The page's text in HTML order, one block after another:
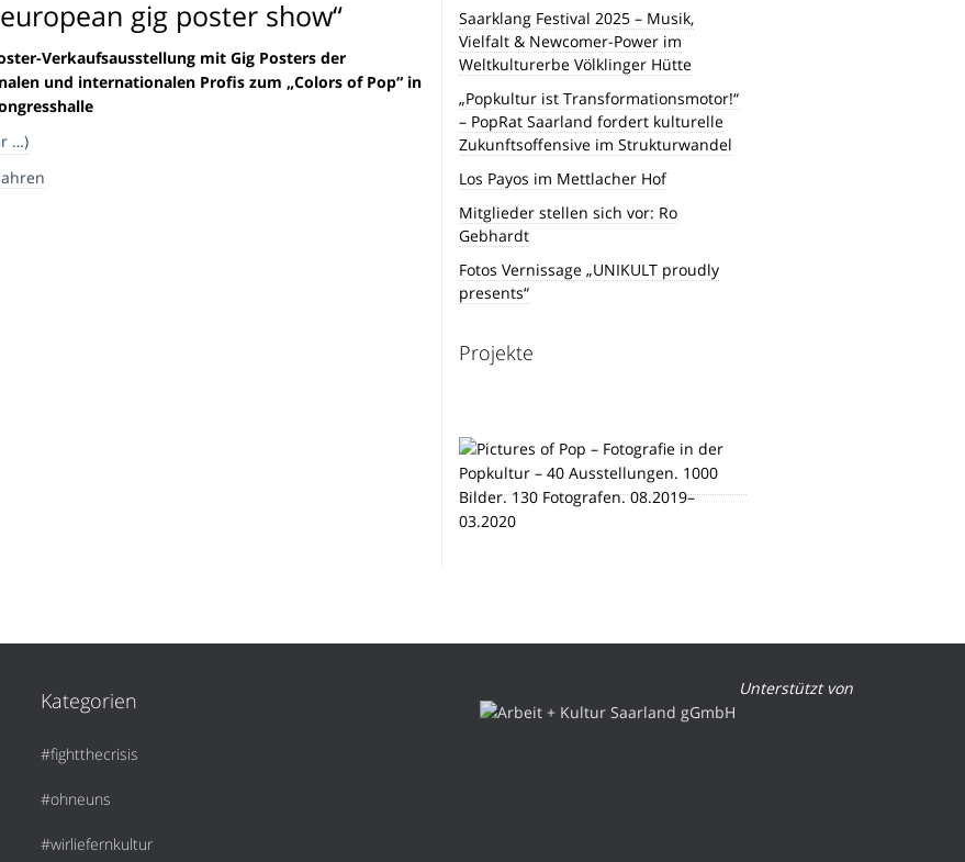
gig poster show“
Verkaufsausstellung mit Gig Posters der
und internationalen Profis zum „Colors of Pop“ in
…)
Saarklang Festival 2025 – Musik,
Vielfalt & Newcomer-Power im
Weltkulturerbe Völklinger Hütte
„Popkultur ist Transformationsmotor!“
– PopRat Saarland fordert kulturelle
Zukunftsoffensive im Strukturwandel
Los Payos im Mettlacher Hof
Mitglieder stellen sich vor: Ro
Gebhardt
Fotos Vernissage „UNIKULT proudly
presents“
Projekte
Kategorien
#fightthecrisis
#ohneuns
#wirliefernkultur
Unterstützt von